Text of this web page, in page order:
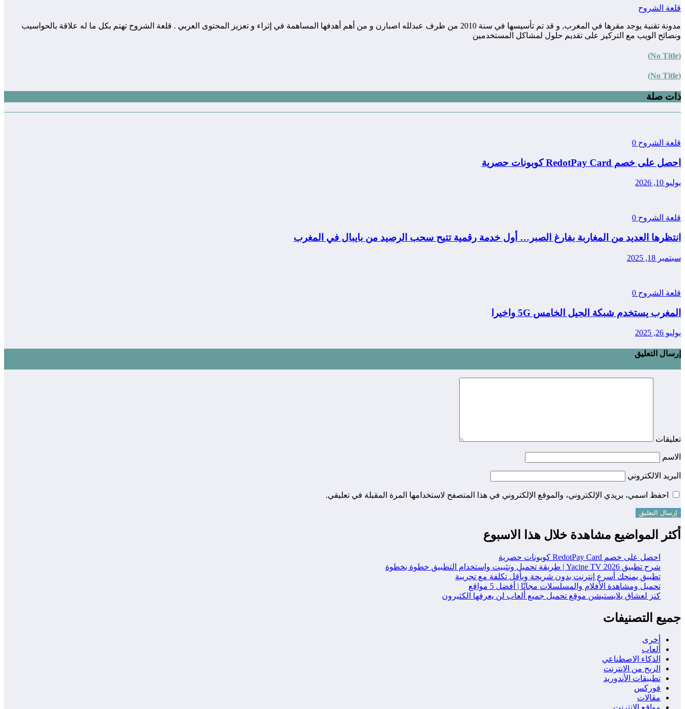
قلعة الشروح
مدونة تقنية يوجد مقرها في المغرب, و قد تم تأسيسها في سنة 2010 من طرف عبدلله اصبارن و من أهم أهدفها المساهمة في إثراء و تعزيز المحتوى العربي . قلعة الشروح تهتم بكل ما له علاقة بالحواسيب
ونصائح الويب مع التركيز على تقديم حلول لمشاكل المستخدمين
(No Title)
(No Title)
ذات صلة
قلعة الشروح 0
احصل على خصم RedotPay Card كوبونات حصرية
يوليو 10, 2026
قلعة الشروح 0
انتظرها العديد من المغاربة بفارغ الصبر… أول خدمة رقمية تتيح سحب الرصيد من بايبال في المغرب
سبتمبر 18, 2025
قلعة الشروح 0
المغرب يستخدم شبكة الجيل الخامس 5G واخيرا
يوليو 26, 2025
إرسال التعليق
تعليقات
الاسم
البريد الالكتروني
احفظ اسمي، بريدي الإلكتروني، والموقع الإلكتروني في هذا المتصفح لاستخدامها المرة المقبلة في تعليقي.
أكثر المواضيع مشاهدة خلال هذا الاسبوع
احصل على خصم RedotPay Card كوبونات حصرية
شرح تطبيق Yacine TV 2026 | طريقة تحميل وتثبيت واستخدام التطبيق خطوة بخطوة
تطبيق يمنحك أسرع إنترنت بدون شريحة وبأقل تكلفة مع تجريبة
تحميل ومشاهدة الأفلام والمسلسلات مجانًا | أفضل 5 مواقع
كنز لعشاق بلايستيشن موقع تحميل جميع ألعاب لن يعرفها الكثيرون
جميع التصنيفات
أخرى
ألعاب
الذكاء الاصطناعي
الربح من الانترنت
تطبيقات الأندوريد
فوركس
مقالات